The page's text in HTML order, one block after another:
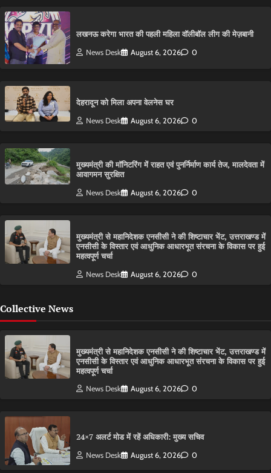
लखनऊ करेगा भारत की पहली महिला वॉलीबॉल लीग की मेज़बानी
News Desk August 6, 2026 0
देहरादून को मिला अपना वेलनेस घर
News Desk August 6, 2026 0
मुख्यमंत्री की मॉनिटरिंग में राहत एवं पुनर्निर्माण कार्य तेज, मालदेवता में
आवागमन सुरक्षित
News Desk August 6, 2026 0
मुख्यमंत्री से महानिदेशक एनसीसी ने की शिष्टाचार भेंट, उत्तराखण्ड में
एनसीसी के विस्तार एवं आधुनिक आधारभूत संरचना के विकास पर हुई
महत्वपूर्ण चर्चा
News Desk August 6, 2026 0
Collective News
मुख्यमंत्री से महानिदेशक एनसीसी ने की शिष्टाचार भेंट, उत्तराखण्ड में
एनसीसी के विस्तार एवं आधुनिक आधारभूत संरचना के विकास पर हुई
महत्वपूर्ण चर्चा
News Desk August 6, 2026 0
24×7 अलर्ट मोड में रहें अधिकारी: मुख्य सचिव
News Desk August 6, 2026 0